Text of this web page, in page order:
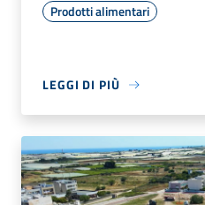
Prodotti alimentari
LEGGI DI PIÙ